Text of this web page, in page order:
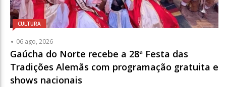
CULTURA
06 ago, 2026
Gaúcha do Norte recebe a 28ª Festa das
Tradições Alemãs com programação gratuita e
shows nacionais